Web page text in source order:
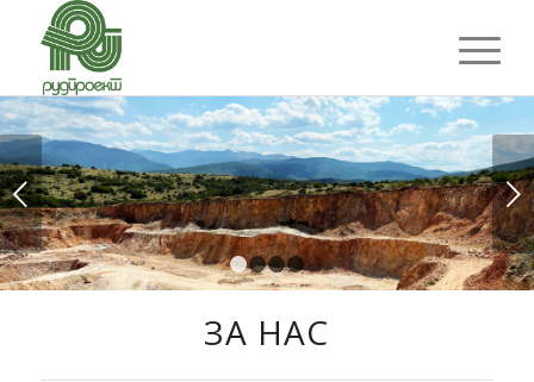
Next
1 2 3 4
ЗА НАС